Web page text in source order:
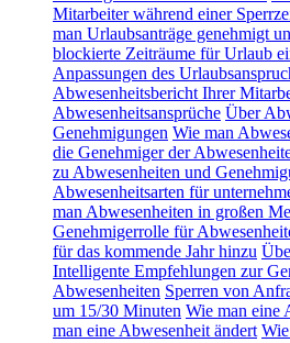
Mitarbeiter während einer
man Urlaubsanträge genehmigt
blockierte Zeiträume für Urlaub
Anpassungen des
Abwesenheitsbericht Ihrer
Abwesenheitsansprüche Über
Genehmigungen Wie man
die Genehmiger der
zu Abwesenheiten und
Abwesenheitsarten für
man Abwesenheiten in großen
Genehmigerrolle für
für das kommende Jahr hinzu
Intelligente Empfehlungen zur
Abwesenheiten Sperren von
um 15/30 Minuten Wie man eine
man eine Abwesenheit ändert